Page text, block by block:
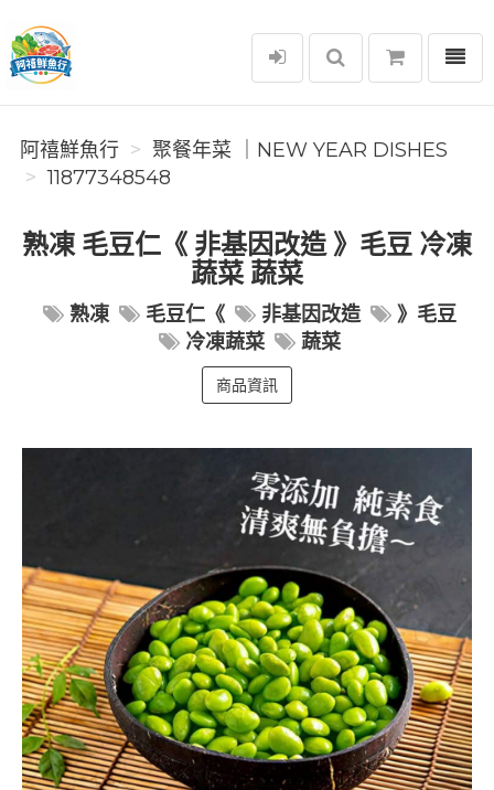
阿禧鮮魚行
選單
阿禧鮮魚行
️聚餐年菜 ｜NEW YEAR DISHES
11877348548
熟凍 毛豆仁《 非基因改造 》毛豆 冷凍
蔬菜 蔬菜
熟凍 毛豆仁《 非基因改造
》毛豆
冷凍蔬菜
蔬菜
商品資訊